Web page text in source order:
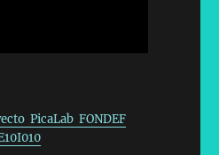
PicaLab FONDEF